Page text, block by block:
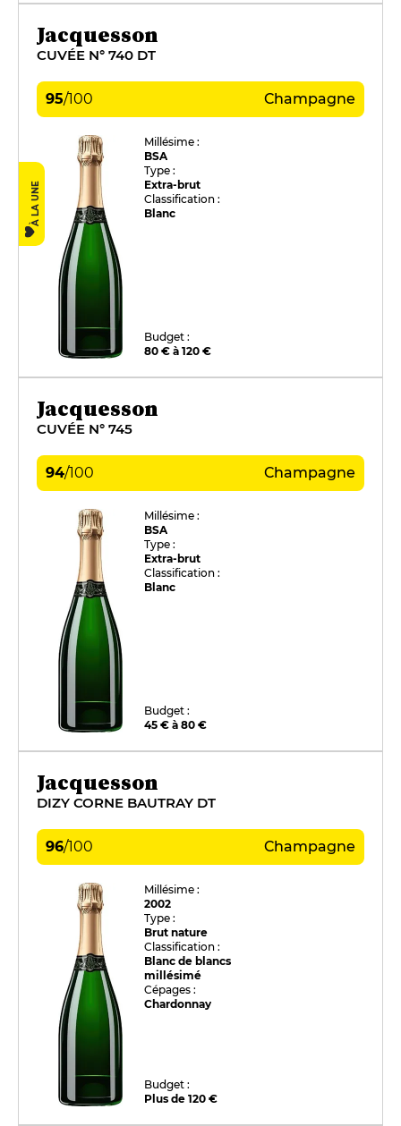
Jacquesson
CUVÉE N° 740 DT
95/100 Champagne
À LA UNE
Millésime :
BSA
Type :
Extra-brut
Classification :
Blanc
Budget :
80 € à 120 €
Jacquesson
CUVÉE N° 745
94/100 Champagne
Millésime :
BSA
Type :
Extra-brut
Classification :
Blanc
Budget :
45 € à 80 €
Jacquesson
DIZY CORNE BAUTRAY DT
96/100 Champagne
Millésime :
2002
Type :
Brut nature
Classification :
Blanc de blancs
millésimé
Cépages :
Chardonnay
Budget :
Plus de 120 €